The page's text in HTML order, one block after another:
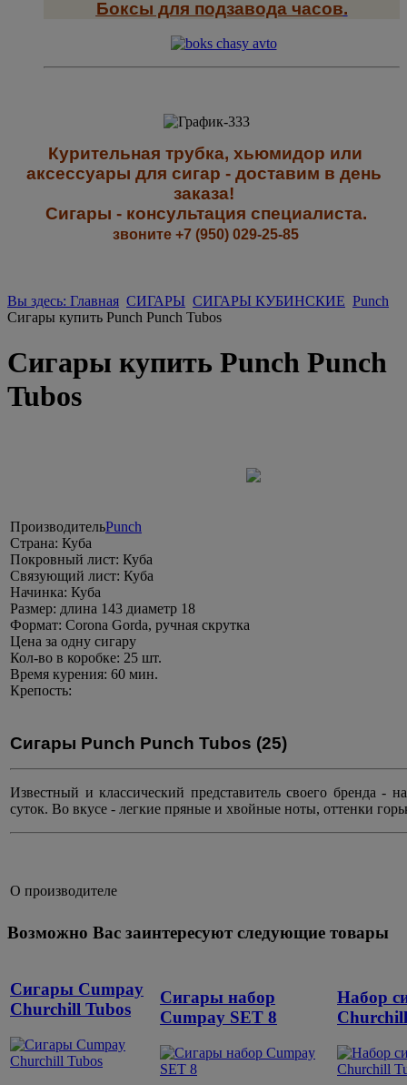
Боксы для подзавода часов.
Курительная трубка, хьюмидор или
аксессуары для сигар - доставим в день
заказа!
Сигары - консультация специалиста.
звоните +7 (950) 029-25-85
Вы здесь: Главная СИГАРЫ СИГАРЫ КУБИНСКИЕ Punch
Сигары купить Punch Punch Tubos
Сигары купить Punch Punch
Tubos
ПроизводительPunch
Страна: Куба
Покровный лист: Куба
Связующий лист: Куба
Начинка: Куба
Размер: длина 143 диаметр 18
Формат: Corona Gorda, ручная скрутка
Цена за одну сигару
Кол-во в коробке: 25 шт.
Время курения: 60 мин.
Крепость:
Сигары Punch Punch Tubos (25)
Известный и классический представитель своего бренда -
суток. Во вкусе - легкие пряные и хвойные ноты, оттенки
О производителе
Возможно Вас заинтересуют следующие товары
Сигары Cumpay
Churchill Tubos
Сигары набор
Cumpay SET 8
Набор